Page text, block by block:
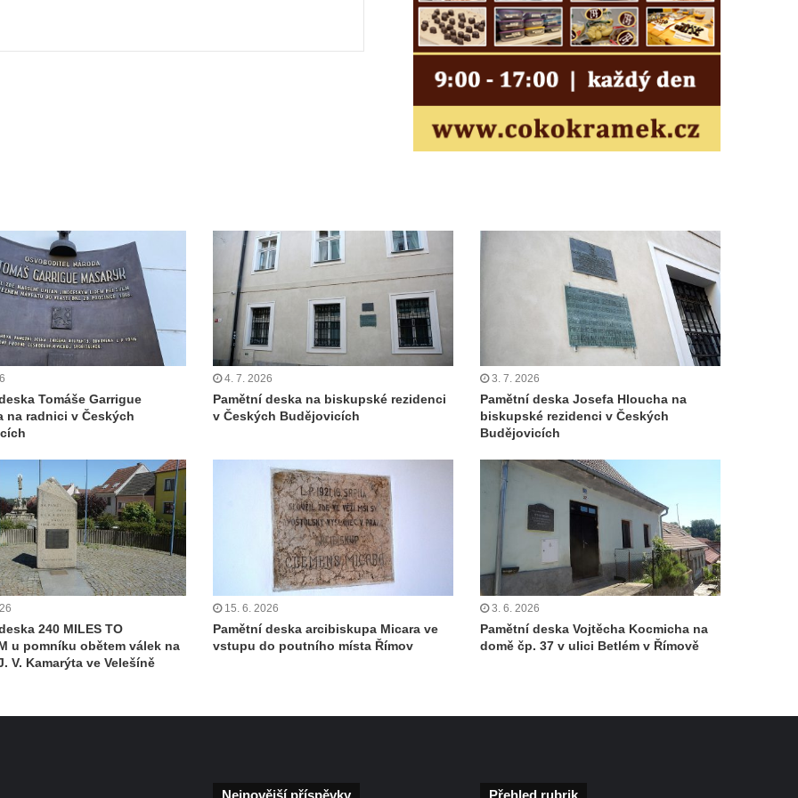
Tomáše Garrigue
na radnici v Českých
4. 7. 2026
Pamětní deska na biskupské rezidenci
v Českých Budějovicích
3. 7. 2026
Pamětní deska Josefa Hloucha na
biskupské rezidenci v Českých
Budějovicích
240 MILES TO
u pomníku obětem válek na
V. Kamarýta ve Velešíně
15. 6. 2026
Pamětní deska arcibiskupa Micara ve
vstupu do poutního místa Římov
3. 6. 2026
Pamětní deska Vojtěcha Kocmicha na
domě čp. 37 v ulici Betlém v Římově
Nejnovější příspěvky Přehled rubrik